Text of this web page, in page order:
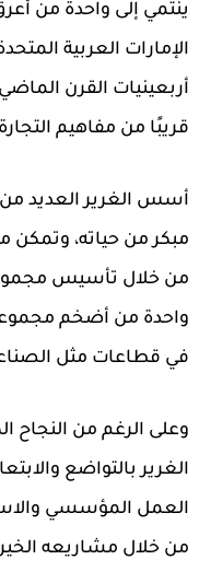
ينتمي إلى واحدة من
الإمارات العربية
أربعينيات القرن
قريبًا من مفاهيم
أسس الغرير العديد من
مبكر من حياته، وتمكن
من خلال تأسيس
واحدة من أضخم
في قطاعات مثل
وعلى الرغم من النجاح
الغرير بالتواضع
العمل المؤسسي
من خلال مشاريعه